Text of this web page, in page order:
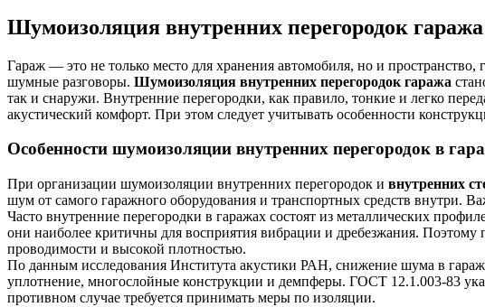
Шумоизоляция внутренних перегородок гаража
Гараж — это не только место для хранения автомобиля, но и
шумные разговоры. Шумоизоляция внутренних перегородок гаража
так и снаружи. Внутренние перегородки, как правило, тонкие и легко
акустический комфорт. При этом следует учитывать особенности
Особенности шумоизоляции внутренних перегородок в
При организации шумоизоляции внутренних перегородок и внутренних
шум от самого гаражного оборудования и транспортных средств внутри.
Часто внутренние перегородки в гаражах состоят из металлических
они наиболее критичны для восприятия вибрации и дребезжания. Поэтому
проводимости и высокой плотностью.
По данным исследования Института акустики РАН, снижение шума в
уплотнение, многослойные конструкции и демпферы. ГОСТ 12.1.003-83
противном случае требуется принимать меры по изоляции.